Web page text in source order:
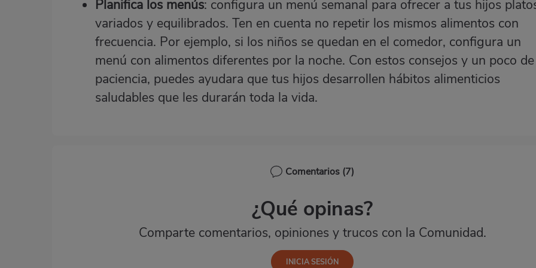
Planifica los menús: configura un menú semanal para ofrecer a tus hijos
variados y equilibrados. Ten en cuenta no repetir los mismos alimentos con
frecuencia. Por ejemplo, si los niños se quedan en el comedor, configura un
menú con alimentos diferentes por la noche. Con estos consejos y un poco de
paciencia, puedes ayudara que tus hijos desarrollen hábitos alimenticios
saludables que les durarán toda la vida.
Comentarios (7)
¿Qué opinas?
Comparte comentarios, opiniones y trucos con la Comunidad.